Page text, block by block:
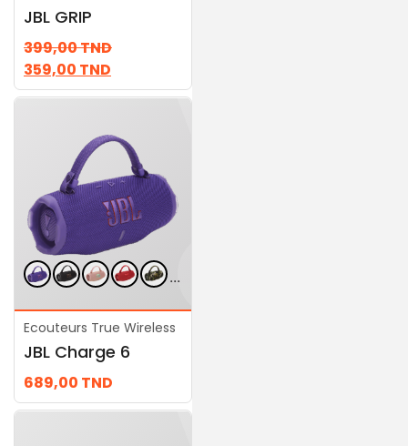
JBL GRIP
399,00TND
359,00 TND
...
Ecouteurs True Wireless
JBL Charge 6
689,00 TND